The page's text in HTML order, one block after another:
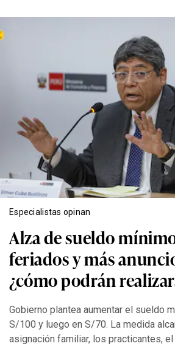
Especialistas opinan
Alza de sueldo
feriados y más
¿cómo podrán
Gobierno plantea aumentar el sueldo
S/100 y luego en S/70. La medida
asignación familiar, los practicantes, el